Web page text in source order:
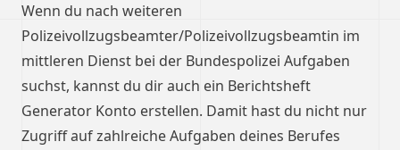
Wenn du nach weiteren
Polizeivollzugsbeamter/Polizeivollzugsbeamtin im
mittleren Dienst bei der Bundespolizei Aufgaben
suchst, kannst du dir auch ein Berichtsheft
Generator Konto erstellen. Damit hast du nicht nur
Zugriff auf zahlreiche Aufgaben deines Berufes